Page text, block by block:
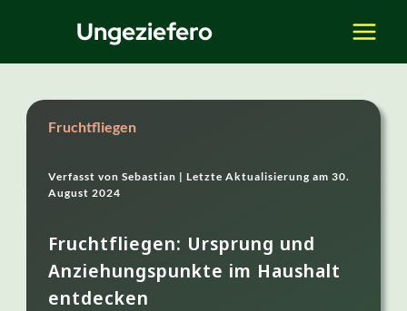
Ungeziefero
Fruchtfliegen
Verfasst von Sebastian | Letzte Aktualisierung am 30.
August 2024
Fruchtfliegen: Ursprung und
Anziehungspunkte im Haushalt
entdecken